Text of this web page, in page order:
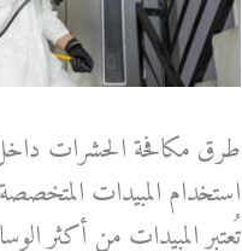
طرق مكافحة الحشرات
استخدام المبيدات المتخصصة
تُعتبر المبيدات من أكثر